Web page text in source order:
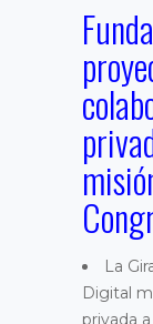
La
Digital
privada